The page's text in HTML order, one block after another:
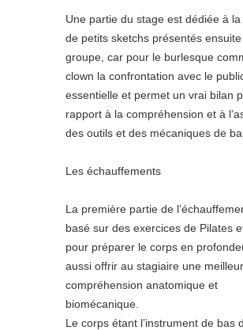
Une partie du stage est dédiée à
de petits sketchs présentés ensuite
groupe, car pour le burlesque
clown la confrontation avec le
essentielle et permet un vrai bilan
rapport à la compréhension et à
des outils et des mécaniques de
Les échauffements
La première partie de
basé sur des exercices de Pilates
pour préparer le corps en
aussi offrir au stagiaire une
compréhension anatomique et
biomécanique.
Le corps étant l’instrument de bas